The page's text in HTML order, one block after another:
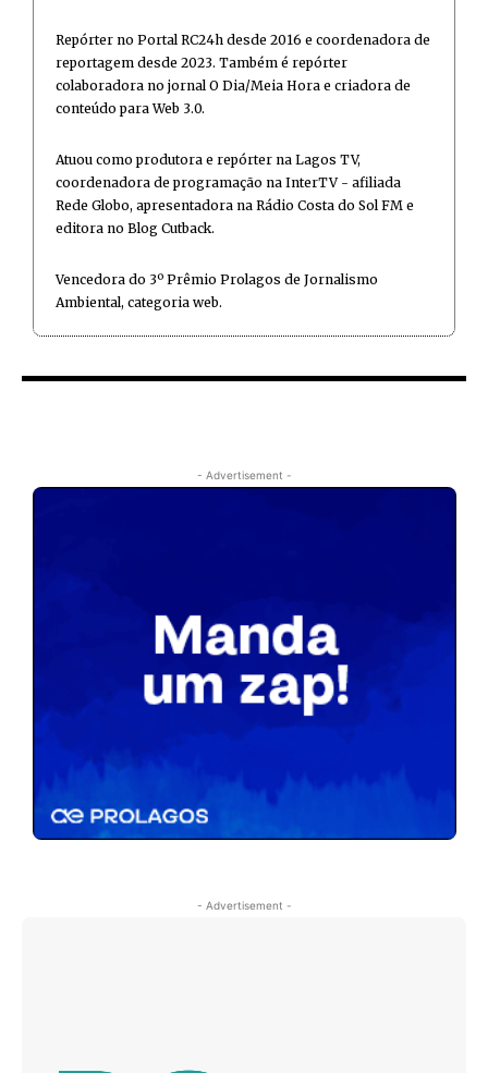
Repórter no Portal RC24h desde 2016 e coordenadora de
reportagem desde 2023. Também é repórter
colaboradora no jornal O Dia/Meia Hora e criadora de
conteúdo para Web 3.0.
Atuou como produtora e repórter na Lagos TV,
coordenadora de programação na InterTV - afiliada
Rede Globo, apresentadora na Rádio Costa do Sol FM e
editora no Blog Cutback.
Vencedora do 3º Prêmio Prolagos de Jornalismo
Ambiental, categoria web.
- Advertisement -
- Advertisement -